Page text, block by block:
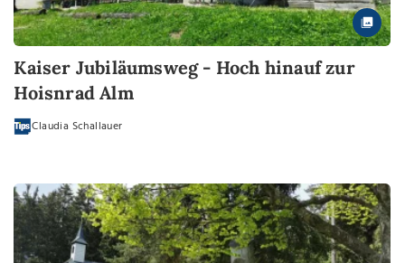
Kaiser Jubiläumsweg - Hoch hinauf zur
Hoisnrad Alm
Claudia Schallauer